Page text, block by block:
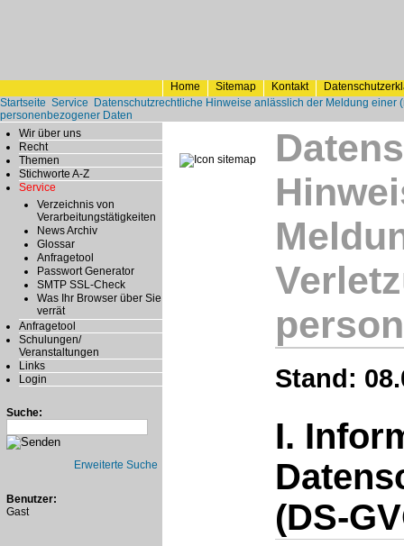
Home Sitemap Kontakt
Startseite Service
Datenschutzrechtliche Hinweise anlässlich der Meldung einer
personenbezogener Daten
Wir über uns
Recht
Themen
Stichworte A-Z
Service
Verzeichnis von
Verarbeitungstätigkeiten
News Archiv
Glossar
Anfragetool
Passwort Generator
SMTP SSL-Check
Was Ihr Browser über Sie
verrät
Anfragetool
Schulungen/
Veranstaltungen
Links
Login
Suche:
Erweiterte Suche
Benutzer:
Gast
Stand:
I.
(DS-